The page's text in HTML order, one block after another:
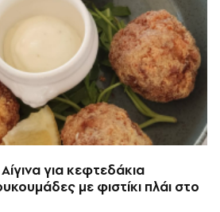
για κεφτεδάκια
με φιστίκι πλάι στο